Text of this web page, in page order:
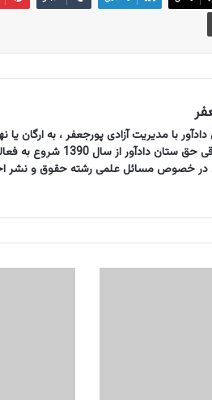
با مدیریت آزادی پورجعفر ، به ارگان
مؤسسه حقوقی حق
خصوص مسائل علمی رشته حقوق و نشر